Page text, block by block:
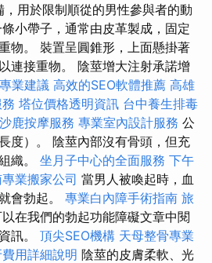
用於限制順從的男性參與者的動
小帶子，通常由皮革製成，固定
物。 裝置呈圓錐形，上面懸掛著
連接重物。 陰莖增大注射承諾增
業建議 高效的SEO軟體推薦 高雄
塔位價格透明資訊 台中養生排毒
沙鹿按摩服務 專業室內設計服務 公
度）。 陰莖內部沒有骨頭，但充
織。 坐月子中心的全面服務 下午
業搬家公司 當男人被喚起時，血
會勃起。 專業白內障手術指南 旅
在我們的勃起功能障礙文章中閱
訊。 頂尖SEO機構 天母整骨專業
用詳細說明 陰莖的皮膚柔軟、光